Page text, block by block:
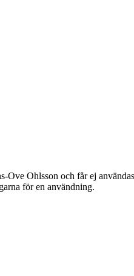
Ohlsson och får ej
för en användning.